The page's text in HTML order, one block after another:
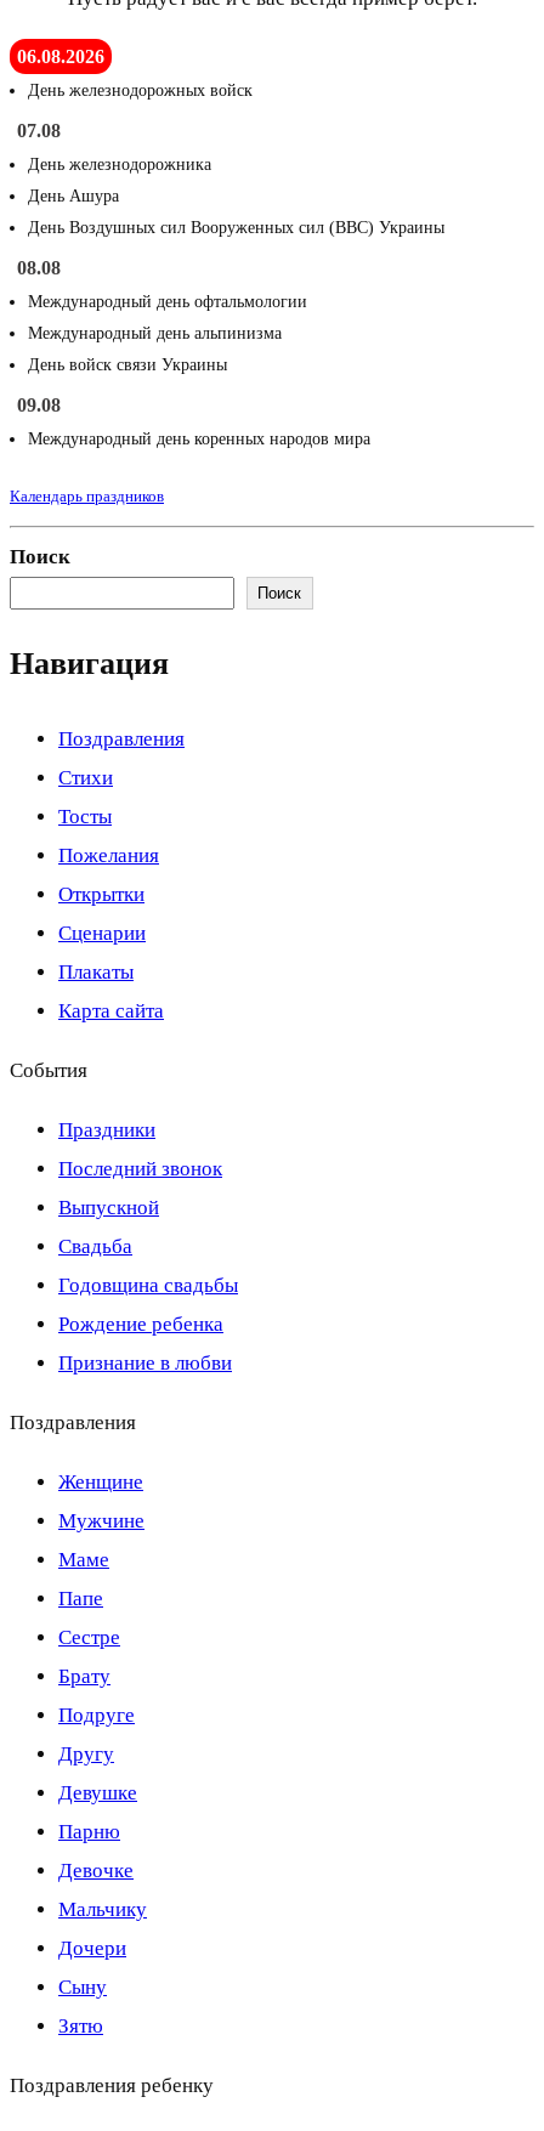
06.08.2026
День железнодорожных войск
07.08
День железнодорожника
День Ашура
День Воздушных сил Вооруженных сил (ВВС) Украины
08.08
Международный день офтальмологии
Международный день альпинизма
День войск связи Украины
09.08
Международный день коренных народов мира
Календарь праздников
Поиск
Поиск
Навигация
Поздравления
Стихи
Тосты
Пожелания
Открытки
Сценарии
Плакаты
Карта сайта
События
Праздники
Последний звонок
Выпускной
Свадьба
Годовщина свадьбы
Рождение ребенка
Признание в любви
Поздравления
Женщине
Мужчине
Маме
Папе
Сестре
Брату
Подруге
Другу
Девушке
Парню
Девочке
Мальчику
Дочери
Сыну
Зятю
Поздравления ребенку